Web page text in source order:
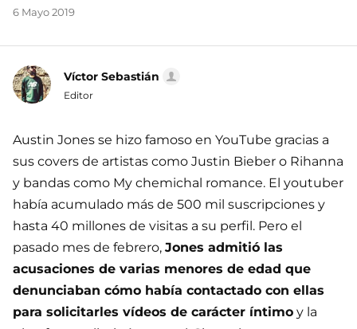
6 Mayo 2019
Víctor Sebastián
Editor
Austin Jones se hizo famoso en YouTube gracias a
sus covers de artistas como Justin Bieber o Rihanna
y bandas como My chemichal romance. El youtuber
había acumulado más de 500 mil suscripciones y
hasta 40 millones de visitas a su perfil. Pero el
pasado mes de febrero, Jones admitió las
acusaciones de varias menores de edad que
denunciaban cómo había contactado con ellas
para solicitarles vídeos de carácter íntimo y la